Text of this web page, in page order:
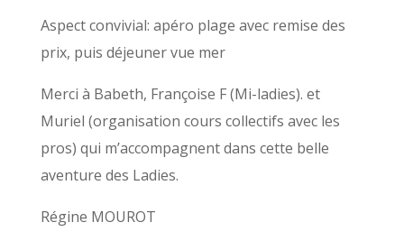
Aspect convivial: apéro plage avec remise des
prix, puis déjeuner vue mer
Merci à Babeth, Françoise F (Mi-ladies). et
Muriel (organisation cours collectifs avec les
pros) qui m’accompagnent dans cette belle
aventure des Ladies.
Régine MOUROT